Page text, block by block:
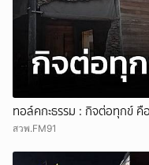
ทอล์คกะธรรม : กิจต่อทุกข์ คื
สวพ.FM91